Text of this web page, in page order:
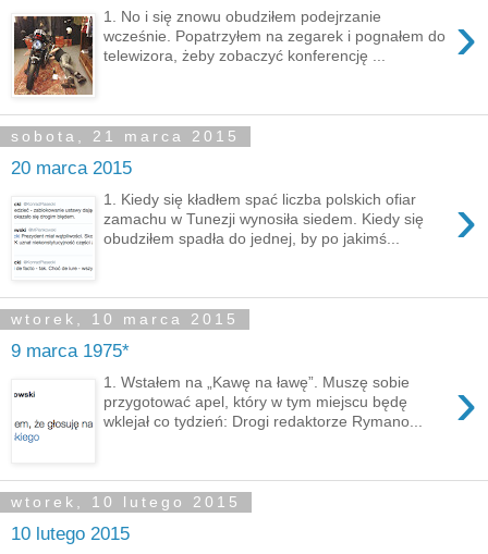
›
1. No i się znowu obudziłem podejrzanie
wcześnie. Popatrzyłem na zegarek i pognałem do
telewizora, żeby zobaczyć konferencję ...
sobota, 21 marca 2015
20 marca 2015
›
1. Kiedy się kładłem spać liczba polskich ofiar
zamachu w Tunezji wynosiła siedem. Kiedy się
obudziłem spadła do jednej, by po jakimś...
wtorek, 10 marca 2015
9 marca 1975*
›
1. Wstałem na „Kawę na ławę”. Muszę sobie
przygotować apel, który w tym miejscu będę
wklejał co tydzień: Drogi redaktorze Rymano...
wtorek, 10 lutego 2015
10 lutego 2015